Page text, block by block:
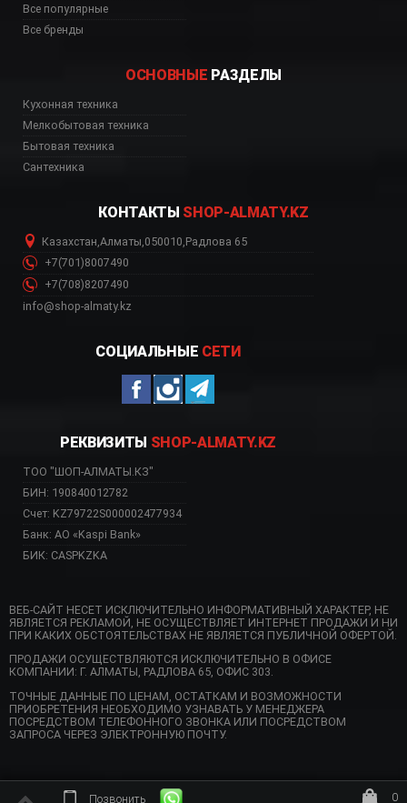
Позвонить 0
цена, Астана,
Все популярные
Все бренды
ОСНОВНЫЕ РАЗДЕЛЫ
Кухонная техника
Мелкобытовая техника
Бытовая техника
Сантехника
КОНТАКТЫ SHOP-ALMATY.KZ
Казахстан Алматы 050010 Радлова 65
+7(701)8007490
+7(708)8207490
info@shop-almaty.kz
СОЦИАЛЬНЫЕ СЕТИ
РЕКВИЗИТЫ SHOP-ALMATY.KZ
ТОО "ШОП-АЛМАТЫ.КЗ"
БИН: 190840012782
Счет: KZ79722S000002477934
Банк: АО «Kaspi Bank»
БИК: CASPKZKA
ВЕБ-САЙТ НЕСЕТ ИСКЛЮЧИТЕЛЬНО ИНФОРМАТИВНЫЙ ХАРАКТЕР, НЕ
ЯВЛЯЕТСЯ РЕКЛАМОЙ, НЕ ОСУЩЕСТВЛЯЕТ ИНТЕРНЕТ ПРОДАЖИ И НИ
ПРИ КАКИХ ОБСТОЯТЕЛЬСТВАХ НЕ ЯВЛЯЕТСЯ ПУБЛИЧНОЙ ОФЕРТОЙ.
ПРОДАЖИ ОСУЩЕСТВЛЯЮТСЯ ИСКЛЮЧИТЕЛЬНО В ОФИСЕ
КОМПАНИИ: Г. АЛМАТЫ, РАДЛОВА 65, ОФИС 303.
ТОЧНЫЕ ДАННЫЕ ПО ЦЕНАМ, ОСТАТКАМ И ВОЗМОЖНОСТИ
ПРИОБРЕТЕНИЯ НЕОБХОДИМО УЗНАВАТЬ У МЕНЕДЖЕРА
ПОСРЕДСТВОМ ТЕЛЕФОННОГО ЗВОНКА ИЛИ ПОСРЕДСТВОМ
ЗАПРОСА ЧЕРЕЗ ЭЛЕКТРОННУЮ ПОЧТУ.